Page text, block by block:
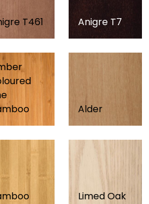
T461 Anigre T7
Alder
Limed Oak